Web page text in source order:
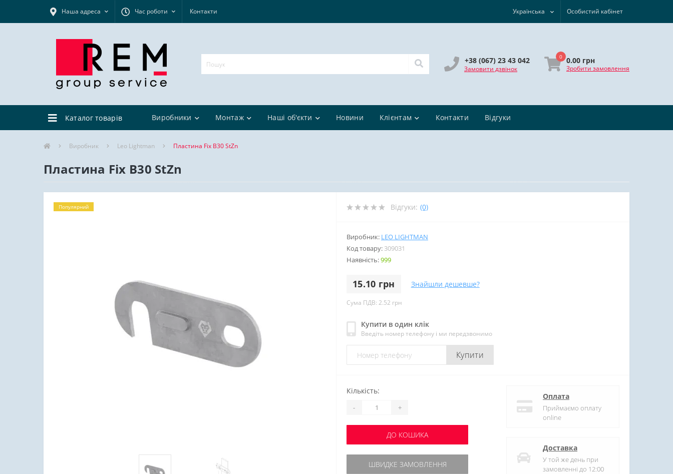
Наша адреса Час роботи Контакти Українська Особистий кабінет
+38 (067) 23 43 042
Замовити дзвінок
0 0.00 грн
Зробити замовлення
Каталог товарів Виробники Монтаж Наші об'єкти Новини Клієнтам Контакти Відгуки
Виробник Leo Lightman Пластина Fix B30 StZn
Пластина Fix B30 StZn
Популярний Відгуки: (0)
Виробник: LEO LIGHTMAN
Код товару: 309031
Наявність:999
15.10 грн Знайшли дешевше?
Сума ПДВ: 2.52 грн
Купити в один клік
Введіть номер телефону і ми передзвонимо
Купити
Кількість:
- +
ДО КОШИКА
ШВИДКЕ ЗАМОВЛЕННЯ
Оплата
Приймаємо оплату
online
Доставка
У той же день при
замовленні до 12:00